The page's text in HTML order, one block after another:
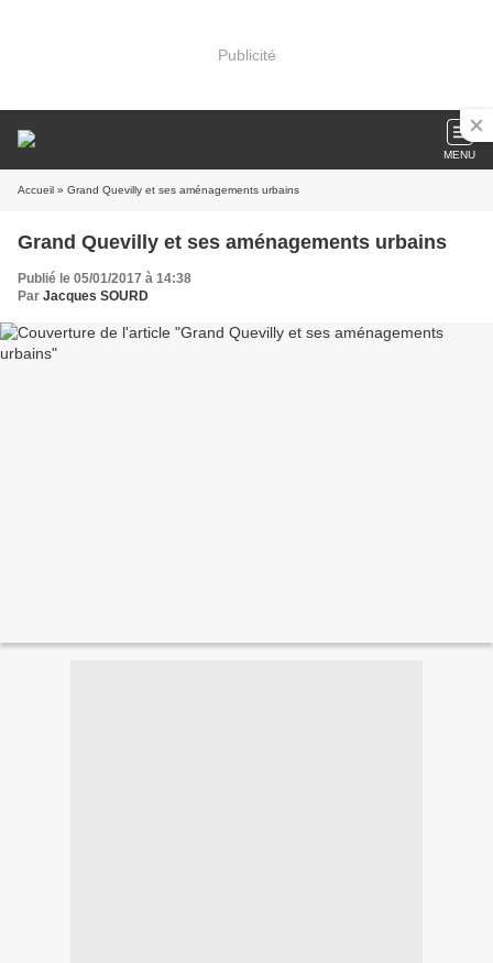
Publicité
MENU
Accueil » Grand Quevilly et ses aménagements urbains
Grand Quevilly et ses aménagements urbains
Publié le 05/01/2017 à 14:38
Par Jacques SOURD